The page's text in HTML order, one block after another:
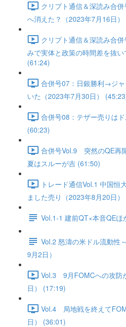
クリプト通信＆深読み合
へ消えた？（2023年7月16日
クリプト通信＆深読み合
みで実体と政策の時間差を抜い
(61:24)
合併号07：日銀勝利→ジ
いた（2023年7月30日）
合併号08：テザー売りは
(60:23)
合併号Vol.9 突然のQE再
夏はスルーが吉 (61:50)
トレード通信Vol.1 中国恒
ました売り（2023年8月20日
Vol.1-1 建前QT×本音QEほ
Vol.2 怒濤の米ドル流動性
9月2日）
Vol.3 9月FOMCへの攻防
日） (17:19)
Vol.4 局地戦を終えて
日） (36:01)